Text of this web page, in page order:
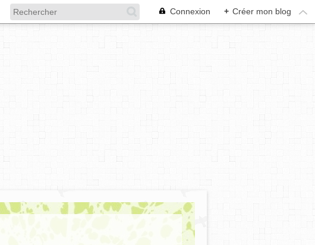
Connexion + Créer mon blog